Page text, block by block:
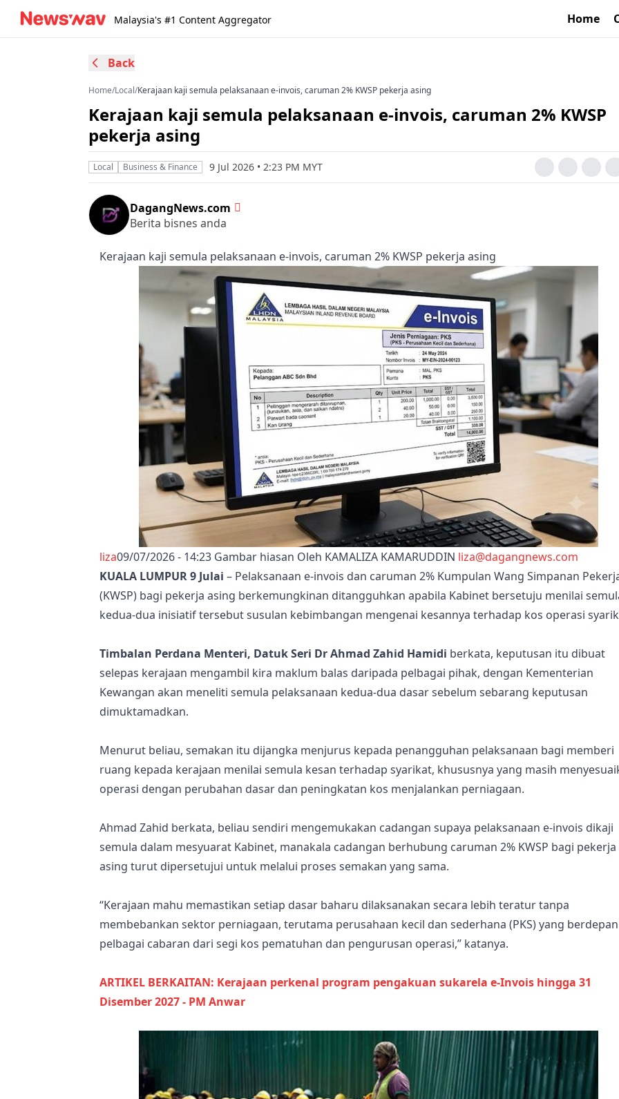
Malaysia's #1 Content Aggregator Home
Back
Home/Local/Kerajaan kaji semula pelaksanaan e-invois, caruman 2% KWSP pekerja asing
Kerajaan kaji semula pelaksanaan e-invois, caruman 2% KWSP
pekerja asing
Local Business & Finance 9 Jul 2026 • 2:23 PM MYT
DagangNews.com
Berita bisnes anda
Kerajaan kaji semula pelaksanaan e-invois, caruman 2% KWSP pekerja asing
liza09/07/2026 - 14:23 Gambar hiasan Oleh KAMALIZA KAMARUDDIN liza@dagangnews.com
KUALA LUMPUR 9 Julai – Pelaksanaan e-invois dan caruman 2% Kumpulan Wang Simpanan
(KWSP) bagi pekerja asing berkemungkinan ditangguhkan apabila Kabinet bersetuju menilai
kedua-dua inisiatif tersebut susulan kebimbangan mengenai kesannya terhadap kos operasi
Timbalan Perdana Menteri, Datuk Seri Dr Ahmad Zahid Hamidi berkata, keputusan itu dibuat
selepas kerajaan mengambil kira maklum balas daripada pelbagai pihak, dengan Kementerian
Kewangan akan meneliti semula pelaksanaan kedua-dua dasar sebelum sebarang keputusan
dimuktamadkan.
Menurut beliau, semakan itu dijangka menjurus kepada penangguhan pelaksanaan bagi memberi
ruang kepada kerajaan menilai semula kesan terhadap syarikat, khususnya yang masih
operasi dengan perubahan dasar dan peningkatan kos menjalankan perniagaan.
Ahmad Zahid berkata, beliau sendiri mengemukakan cadangan supaya pelaksanaan e-invois dikaji
semula dalam mesyuarat Kabinet, manakala cadangan berhubung caruman 2% KWSP bagi pekerja
asing turut dipersetujui untuk melalui proses semakan yang sama.
“Kerajaan mahu memastikan setiap dasar baharu dilaksanakan secara lebih teratur tanpa
membebankan sektor perniagaan, terutama perusahaan kecil dan sederhana (PKS) yang berdepan
pelbagai cabaran dari segi kos pematuhan dan pengurusan operasi,” katanya.
ARTIKEL BERKAITAN: Kerajaan perkenal program pengakuan sukarela e-Invois hingga 31
Disember 2027 - PM Anwar